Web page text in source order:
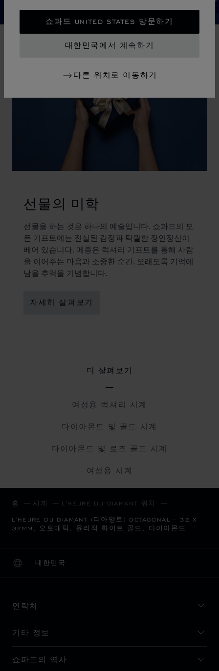
쇼파드 UNITED STATES 방문하기
대한민국에서 계속하기
다른 위치로 이동하기
선물의 미학
선물을 하는 것은 하나의 예술입니다. 쇼파드의 모
든 기프트에는 진실된 감정과 탁월한 장인정신이
베어 있습니다. 메종은 럭셔리 기프트를 통해 사람
을 이어주는 마음과 소중한 순간, 오래도록 기억에
남을 추억을 기념합니다.
자세히 살펴보기
더 살펴보기
여성용 럭셔리 시계
다이아몬드 및 골드 시계
다이아몬드 및 로즈 골드 시계
여성용 시계
홈 시계 L'HEURE DU DIAMANT 워치
L'HEURE DU DIAMANT (디아망트) OCTAGONAL - 32 X
32MM, 오토매틱, 윤리적 화이트 골드, 다이아몬드
대한민국
현지화(국가 변경)
국가 변경
연락처
기타 정보
쇼파드의 역사